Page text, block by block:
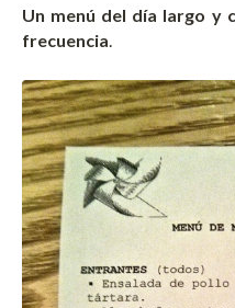
Un menú del día largo y
frecuencia.